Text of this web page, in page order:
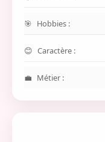
Hobbies :
Caractère :
Métier :